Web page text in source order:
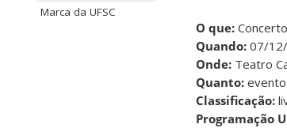
Marca da UFSC
O que:
Quando: 07/
Onde: Teatro
Quanto:
Classificação:
Programação